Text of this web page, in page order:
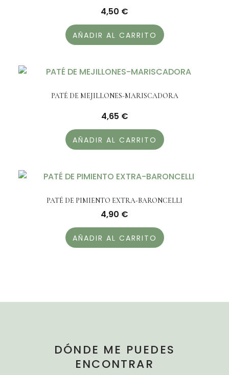
4,50 €
AÑADIR AL CARRITO
PATÉ DE MEJILLONES-MARISCADORA
4,65 €
AÑADIR AL CARRITO
PATÉ DE PIMIENTO EXTRA-BARONCELLI
4,90 €
AÑADIR AL CARRITO
DÓNDE ME PUEDES
ENCONTRAR